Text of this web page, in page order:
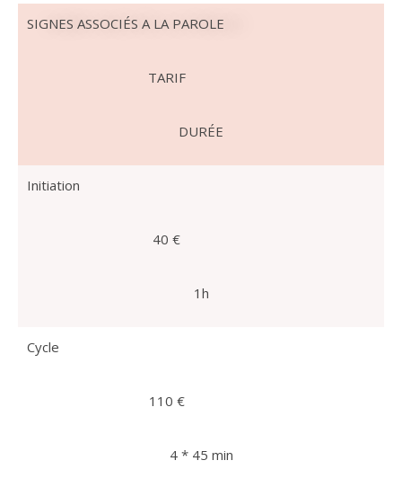
SIGNES ASSOCIÉS A LA PAROLE
TARIF
DURÉE
Initiation
40 €
1h
Cycle
110 €
4 * 45 min